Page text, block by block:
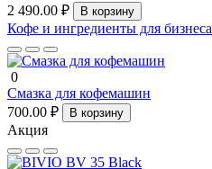
2 490.00 ₽
В корзину
Кофе и ингредиенты для бизнеса
0
Смазка для кофемашин
700.00 ₽
В корзину
Акция